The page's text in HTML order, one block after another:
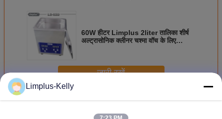
60W हीटर Limplus 2liter तालिका शीर्ष
अल्ट्रासोनिक क्लीनर चश्मा वॉच के लिए
जारी रखें
अधिकतालिका के शीर्ष अल्ट्रासोनिक क्लीनर
Limplus-Kelly